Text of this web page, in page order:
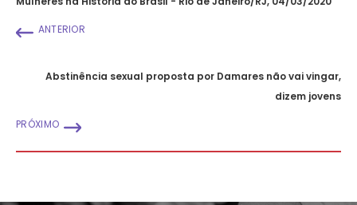
ANTERIOR
Abstinência sexual proposta por Damares não vai vingar,
dizem jovens
PRÓXIMO